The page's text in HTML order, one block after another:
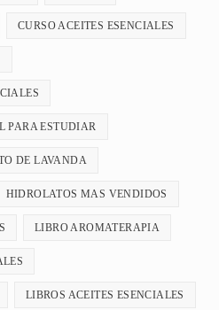
CURSO ACEITES ESENCIALES
PARA ESTUDIAR
DE LAVANDA
HIDROLATOS MAS VENDIDOS
LIBRO AROMATERAPIA
LIBROS ACEITES ESENCIALES